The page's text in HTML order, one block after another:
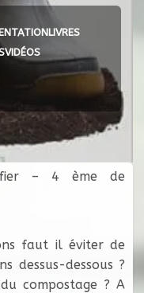
LIVRES
VIDÉOS
– 4 ème de
faut il éviter de
dessus-dessous ?
compostage ? A